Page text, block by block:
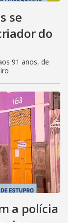
se
do
91 anos, de
a polícia